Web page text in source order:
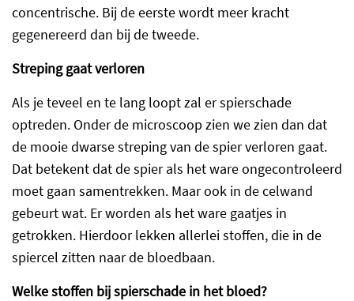
concentrische. Bij de eerste wordt meer kracht
gegenereerd dan bij de tweede.
Streping gaat verloren
Als je teveel en te lang loopt zal er spierschade
optreden. Onder de microscoop zien we zien dan dat
de mooie dwarse streping van de spier verloren gaat.
Dat betekent dat de spier als het ware ongecontroleerd
moet gaan samentrekken. Maar ook in de celwand
gebeurt wat. Er worden als het ware gaatjes in
getrokken. Hierdoor lekken allerlei stoffen, die in de
spiercel zitten naar de bloedbaan.
Welke stoffen bij spierschade in het bloed?